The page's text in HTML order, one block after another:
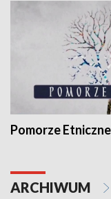
Pomorze Etniczne
ARCHIWUM